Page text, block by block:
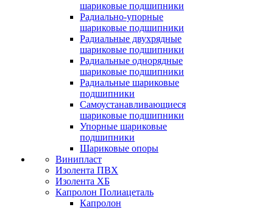
шариковые подшипники
Радиально-упорные
шариковые подшипники
Радиальные двухрядные
шариковые подшипники
Радиальные однорядные
шариковые подшипники
Радиальные шариковые
подшипники
Самоустанавливающиеся
шариковые подшипники
Упорные шариковые
подшипники
Шариковые опоры
Винипласт
Изолента ПВХ
Изолента ХБ
Капролон Полиацеталь
Капролон